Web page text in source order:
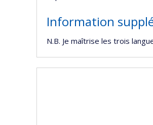
Information
N.B. Je maîtrise les trois